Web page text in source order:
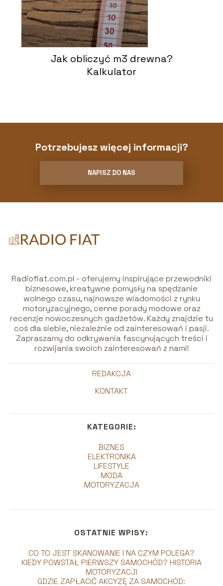
Jak obliczyć m3 drewna?
Kalkulator
Potrzebujesz więcej informacji?
NAPISZ DO NAS
Radiofiat.com.pl - oferujemy inspirujące przewodniki
biznesowe, kreatywne pomysły na spędzanie
wolnego czasu, najnowsze wiadomości z rynku
motoryzacyjnego, cenne porady modowe oraz
recenzje nowoczesnych gadżetów. Każdy znajdzie tu
coś dla siebie, niezależnie od zainteresowań i pasji.
Zapraszamy do odkrywania fascynujących treści i
rozwijania swoich zainteresowań z nami!
REDAKCJA
KONTAKT
KATEGORIE:
BIZNES
ELEKTRONIKA
LIFESTYLE
MODA
MOTORYZACJA
OSTATNIE WPISY:
CO TO JEST SKANOWANIE I NA CZYM POLEGA?
KIEDY POWSTAŁ PIERWSZY SAMOCHÓD? HISTORIA
MOTORYZACJI
GDZIE ZAPŁACIĆ AKCYZĘ ZA SAMOCHÓD: